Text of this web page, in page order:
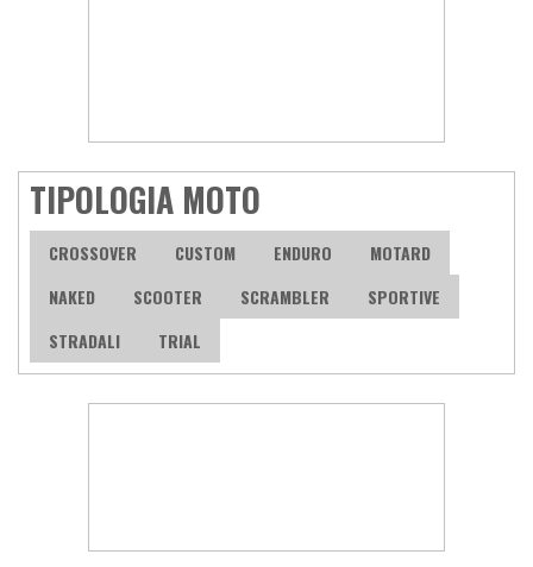
TIPOLOGIA MOTO
CROSSOVER CUSTOM ENDURO
MOTARD
NAKED
SCOOTER SCRAMBLER
SPORTIVE
STRADALI
TRIAL